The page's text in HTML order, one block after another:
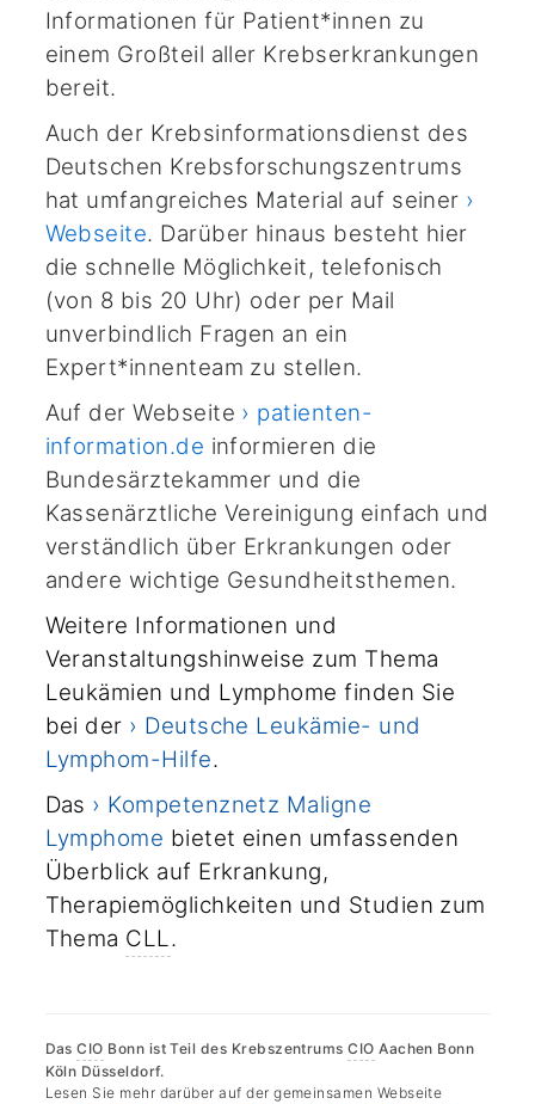
Informationen für Patient*innen zu
einem Großteil aller Krebserkrankungen
bereit.
Auch der Krebsinformationsdienst des
Deutschen Krebsforschungszentrums
hat umfangreiches Material auf seiner ›
Webseite. Darüber hinaus besteht hier
die schnelle Möglichkeit, telefonisch
(von 8 bis 20 Uhr) oder per Mail
unverbindlich Fragen an ein
Expert*innenteam zu stellen.
Auf der Webseite › patienten-
information.de informieren die
Bundesärztekammer und die
Kassenärztliche Vereinigung einfach und
verständlich über Erkrankungen oder
andere wichtige Gesundheitsthemen.
Weitere Informationen und
Veranstaltungshinweise zum Thema
Leukämien und Lymphome finden Sie
bei der › Deutsche Leukämie- und
Lymphom-Hilfe.
Das › Kompetenznetz Maligne
Lymphome bietet einen umfassenden
Überblick auf Erkrankung,
Therapiemöglichkeiten und Studien zum
Thema CLL.
DasCIO Bonn ist Teil des KrebszentrumsCIO Aachen Bonn
Köln Düsseldorf.
Lesen Sie mehr darüber auf der gemeinsamen Webseite